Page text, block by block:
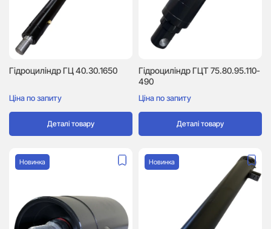
Гідроциліндр ГЦ 40.30.1650
Ціна по запиту
Деталі товару
Гідроциліндр ГЦТ 75.80.95.110-
490
Ціна по запиту
Деталі товару
Новинка Новинка